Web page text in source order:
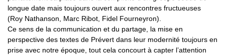
longue date mais toujours ouvert aux rencontres fructueuses
(Roy Nathanson, Marc Ribot, Fidel Fourneyron).
Ce sens de la communication et du partage, la mise en
perspective des textes de Prévert dans leur modernité toujours en
prise avec notre époque, tout cela concourt à capter l’attention